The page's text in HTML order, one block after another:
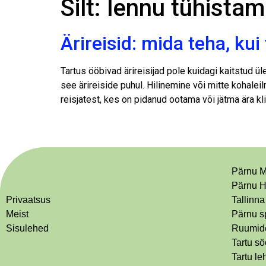
Silt: lennu
Ärireisid: mida teha,
Tartus ööbivad ärireisijad pole kuidagi kaitstud
see ärireiside puhul. Hilinemine või mitte
reisjatest, kes on pidanud ootama või jätma ära
Privaatsus
Meist
Sisulehed
Pärnu
Pärnu
Pärnu
Tartu
Tartu